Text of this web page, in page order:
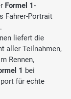
Formel 1-
Fahrer-Portrait
liefert die
aller Teilnahmen,
Rennen,
1 bei
für echte